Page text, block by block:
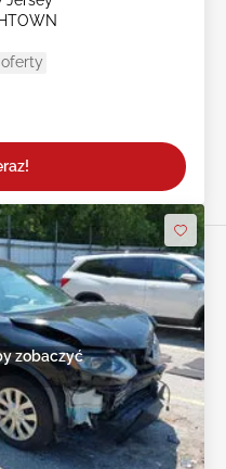
oferty
zobaczyć